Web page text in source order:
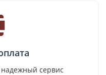
сервис